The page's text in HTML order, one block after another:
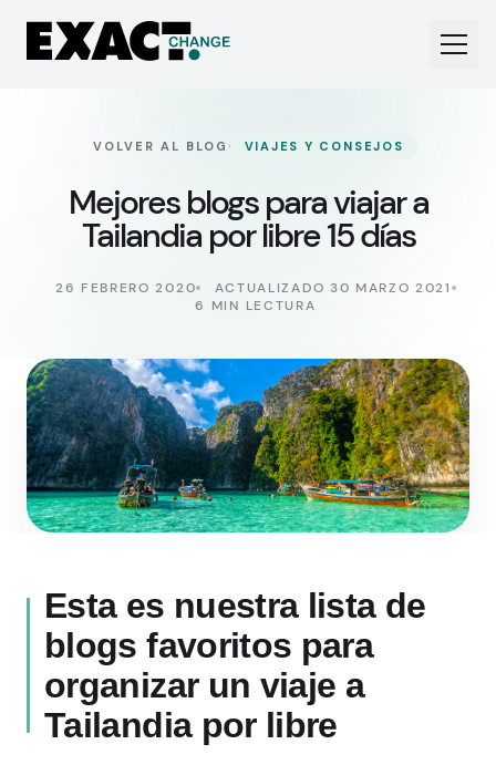
VOLVER AL BLOG · VIAJES Y CONSEJOS
Mejores blogs para viajar a
Tailandia por libre 15 días
26 FEBRERO 2020
ACTUALIZADO 30 MARZO 2021
6 MIN LECTURA
Esta es nuestra lista de
blogs favoritos para
organizar un viaje a
Tailandia por libre